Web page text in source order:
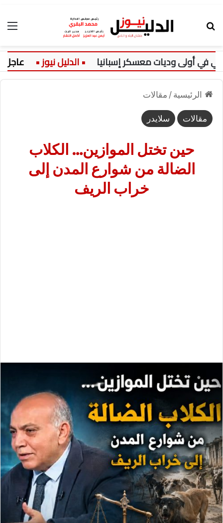
وديات معسكر إسبانيا عاجل:
الرئيسية / مقالات
مقالات سلايدر
حين تختل الموازين… الكلاب
الضالة من شوارع المدن إلى
خراب الريف